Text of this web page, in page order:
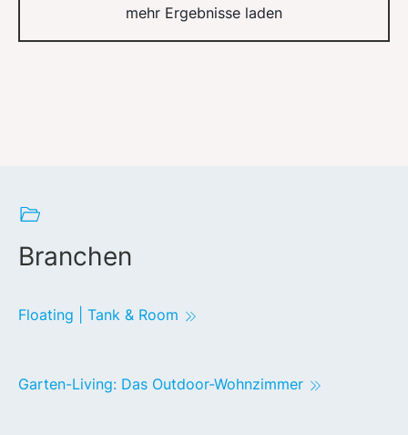
mehr Ergebnisse laden
Branchen
Floating | Tank & Room
Garten-Living: Das Outdoor-Wohnzimmer